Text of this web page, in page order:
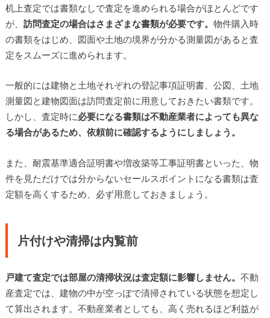
机上査定では書類なしで査定を進められる場合がほとんどです
が、 訪問査定の場合はさまざまな書類が必要です。 物件購入時
の書類をはじめ、図面や土地の境界が分かる測量図があると査
定をスムーズに進められます。
一般的には建物と土地それぞれの登記事項証明書、公図、土地
測量図と建物図面は訪問査定前に用意しておきたい書類です。
しかし、査定時に必要になる書類は不動産業者によっても異な
る場合があるため、依頼前に確認するようにしましょう。
また、耐震基準適合証明書や増改築等工事証明書といった、物
件を見ただけでは分からないセールスポイントになる書類は査
定額を高くするため、必ず用意しておきましょう。
片付けや清掃は内覧前
戸建て査定では部屋の清掃状況は査定額に影響しません。 不動
産査定では、建物の中が空っぽで清掃されている状態を想定し
て算出されます。不動産業者としても、高く売れるほど利益が